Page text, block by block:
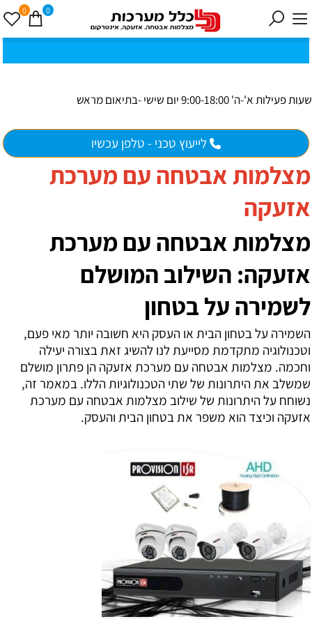
כ
ת
וב
ת
ינ
ו:ז
ב
וט
ינ
ס
קי1
8
0ב
נ
י ב
ר
ק
שעות פעילות א'-ה' 9:00-18:00 יום שישי -בתיאום מראש
0 0
לייעוץ טכני - טלפן עכשיו
מצלמות אבטחה עם מערכת
אזעקה
מצלמות אבטחה עם מערכת
אזעקה: השילוב המושלם
לשמירה על בטחון
השמירה על בטחון הבית או העסק היא חשובה יותר מאי פעם,
וטכנולוגיה מתקדמת מסייעת לנו להשיג זאת בצורה יעילה
וחכמה. מצלמות אבטחה עם מערכת אזעקה הן פתרון מושלם
שמשלב את היתרונות של שתי הטכנולוגיות הללו. במאמר זה,
נשוחח על היתרונות של שילוב מצלמות אבטחה עם מערכת
אזעקה וכיצד הוא משפר את בטחון הבית והעסק.